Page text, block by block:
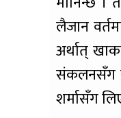
लैजान
अर्थात्
संकलनसँग
शर्मासँग